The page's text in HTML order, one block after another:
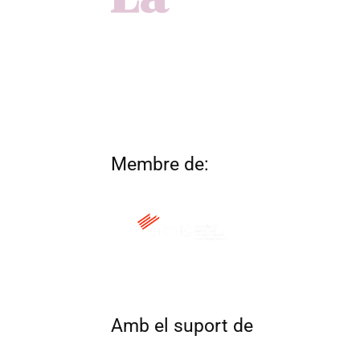
Membre de:
Amb el suport de